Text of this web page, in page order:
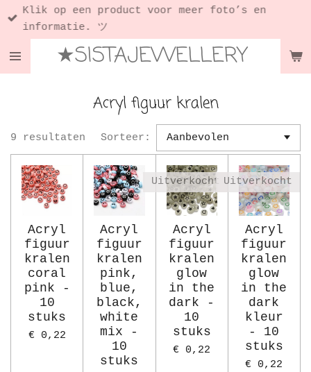
Ga
direct
de
★SISTAJEWELLERY
Klik op een product voor meer foto’s en
informatie. ツ
Acryl figuur kralen
9 resultaten Sorteer:
Acryl
figuur
kralen
coral
pink -
10
stuks
€ 0,22
Acryl
figuur
kralen
pink,
blue,
black,
white
mix -
10
stuks
Uitverkocht
Acryl
figuur
kralen
glow
in the
dark -
10
stuks
€ 0,22
Uitverkocht
Acryl
figuur
kralen
glow
in the
dark
kleur
- 10
stuks
€ 0,22